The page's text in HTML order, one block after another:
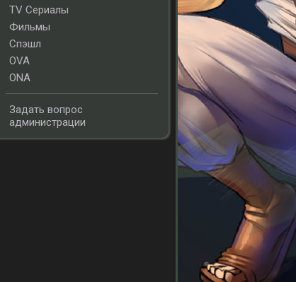
TV Сериалы
Фильмы
Спэшл
OVA
ONA
Задать вопрос
администрации